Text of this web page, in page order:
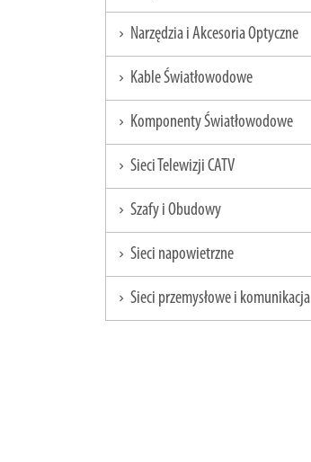
chevron_right Narzędzia i Akcesoria Optyczne
chevron_right Kable Światłowodowe
chevron_right Komponenty Światłowodowe
chevron_right Sieci Telewizji CATV
chevron_right Szafy i Obudowy
chevron_right Sieci napowietrzne
chevron_right Sieci przemysłowe i komunikacja